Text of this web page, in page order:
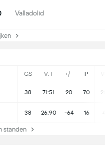
GS V:T +/- P
38 71:51 20 70
38 26:90 -64 16
standen
Valladolid